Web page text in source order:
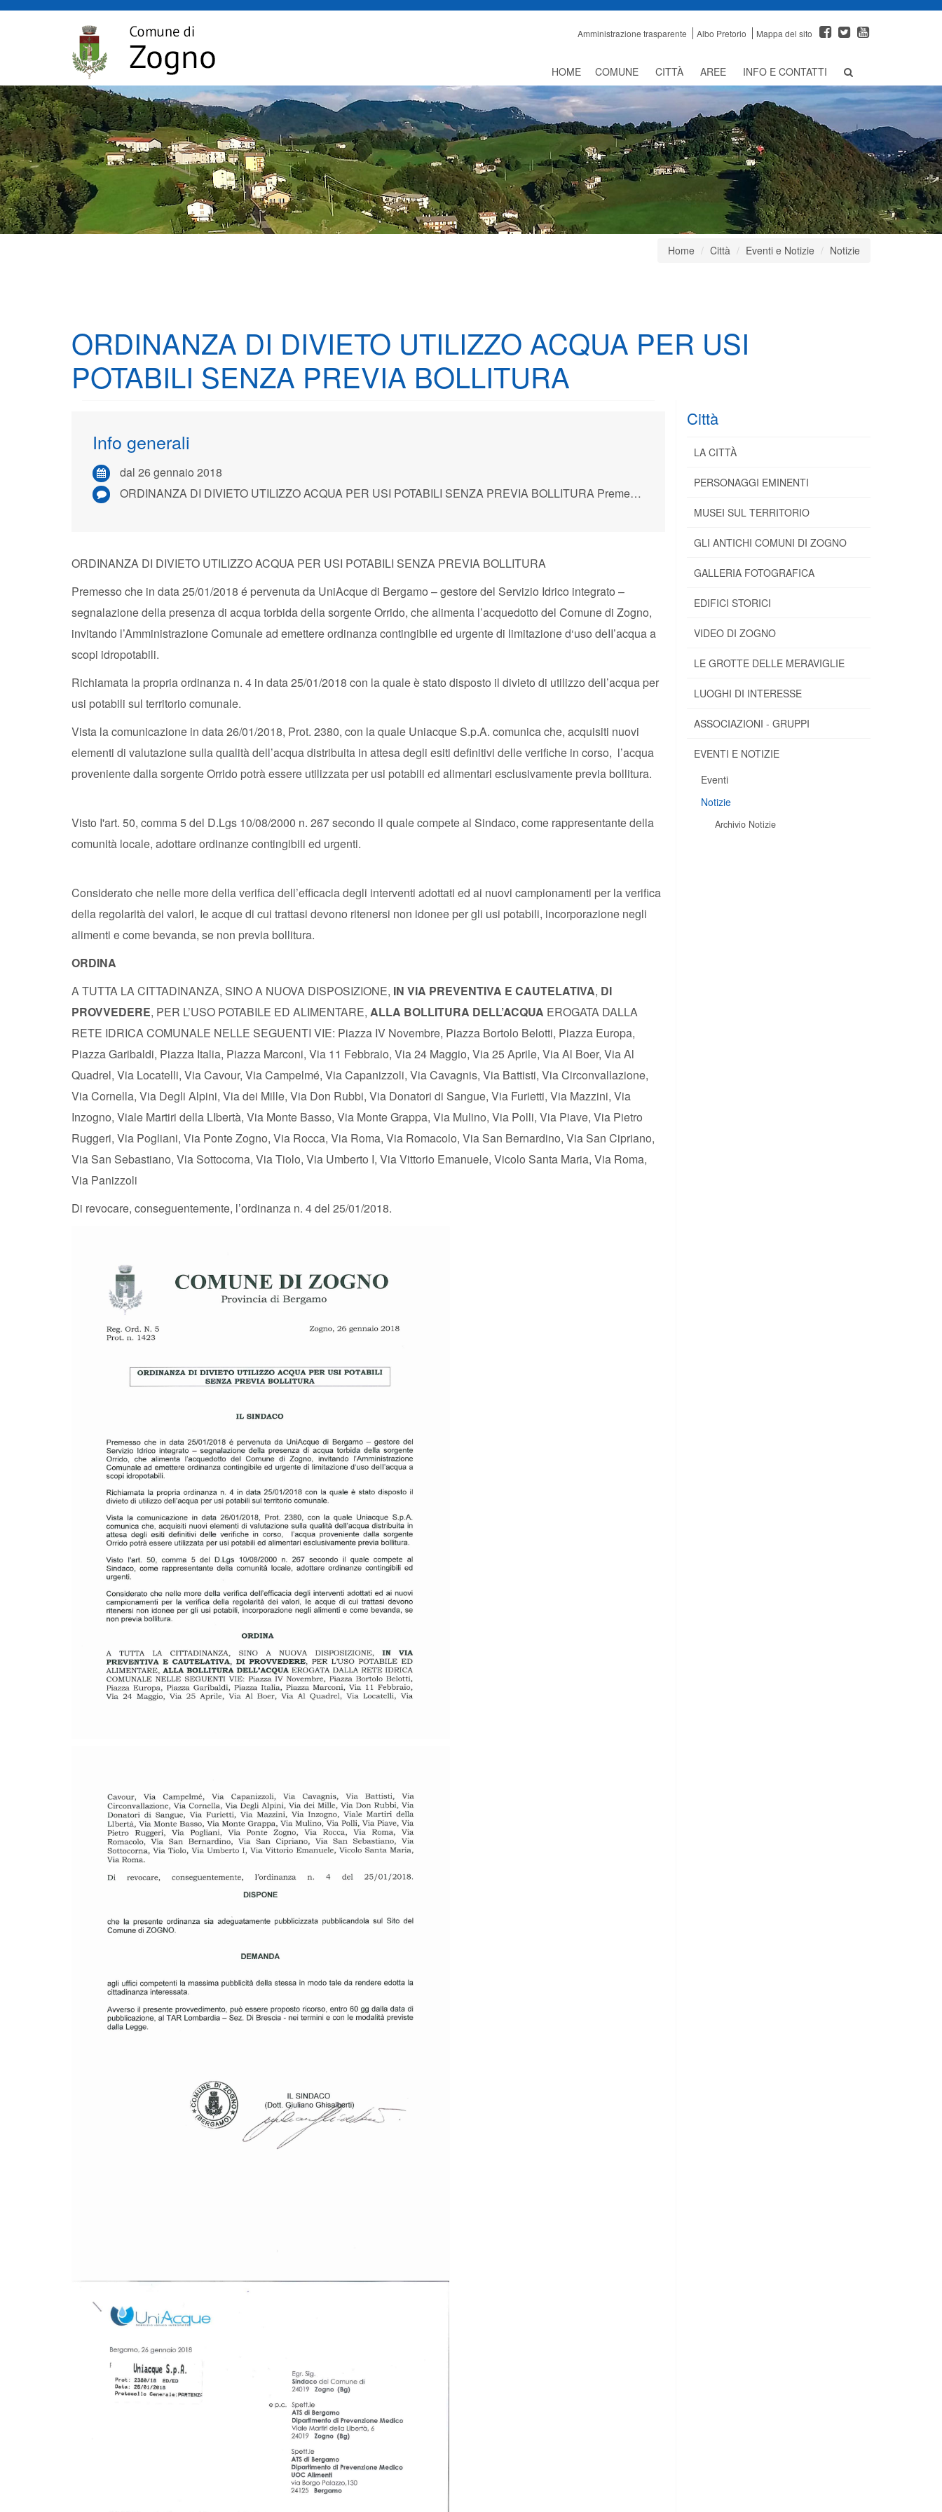
Amministrazione trasparente Albo Pretorio Mappa del sito
HOME COMUNE CITTÀ AREE INFO E CONTATTI
Home Città Eventi e Notizie Notizie
ORDINANZA DI DIVIETO UTILIZZO ACQUA PER USI
POTABILI SENZA PREVIA BOLLITURA
Info generali
dal 26 gennaio 2018
ORDINANZA DI DIVIETO UTILIZZO ACQUA PER USI POTABILI SENZA PREVIA BOLLITURA Premesso che in data 25/01/2018 é pervenuta da UniAcque di Bergamo – gestore del Servizio Idrico integrato – segnalazione della presenza di acqua torbida della sorgente Orrido, che alimenta l’acquedotto del Comune di Zogno, invitando l’Amministrazione Comunale ad emettere ordinanza contingibile ed urgente di limitazione d‘uso deII’acqua a scopi idropotabili. Richiamata la propria ordinanza n. 4 in data 25/01/2018 con la quale è stato disposto il divieto di utilizzo dell’acqua per usi potabili sul territorio comunale. Vista la comunicazione in data 26/01/2018, Prot. 2380, con la quale Uniacque S.p.A. comunica che, acquisiti nuovi elementi di valutazione sulla qualità dell’acqua distribuita in attesa degli esiti definitivi delle verifiche in corso, l’acqua proveniente dalla sorgente Orrido potrà essere utilizzata per usi potabili ed alimentari esclusivamente previa bollitura.
ORDINANZA DI DIVIETO UTILIZZO ACQUA PER USI POTABILI SENZA PREVIA BOLLITURA
Premesso che in data 25/01/2018 é pervenuta da UniAcque di Bergamo – gestore del Servizio Idrico integrato –
segnalazione della presenza di acqua torbida della sorgente Orrido, che alimenta l’acquedotto del Comune di Zogno,
invitando l’Amministrazione Comunale ad emettere ordinanza contingibile ed urgente di limitazione d‘uso deII’acqua a
scopi idropotabili.
Richiamata la propria ordinanza n. 4 in data 25/01/2018 con la quale è stato disposto il divieto di utilizzo dell’acqua per
usi potabili sul territorio comunale.
Vista la comunicazione in data 26/01/2018, Prot. 2380, con la quale Uniacque S.p.A. comunica che, acquisiti nuovi
elementi di valutazione sulla qualità dell’acqua distribuita in attesa degli esiti definitivi delle verifiche in corso, l’acqua
proveniente dalla sorgente Orrido potrà essere utilizzata per usi potabili ed alimentari esclusivamente previa bollitura.
Visto I'art. 50, comma 5 del D.Lgs 10/08/2000 n. 267 secondo il quale compete al Sindaco, come rappresentante della
comunità locale, adottare ordinanze contingibili ed urgenti.
Considerato che nelle more della verifica dell’efficacia degli interventi adottati ed ai nuovi campionamenti per la verifica
della regolarità dei valori, Ie acque di cui trattasi devono ritenersi non idonee per gli usi potabili, incorporazione negli
alimenti e come bevanda, se non previa bollitura.
ORDINA
A TUTTA LA CITTADINANZA, SINO A NUOVA DISPOSIZIONE, IN VIA PREVENTIVA E CAUTELATIVA, DI
PROVVEDERE, PER L’USO POTABILE ED ALIMENTARE, ALLA BOLLITURA DELL’ACQUA EROGATA DALLA
RETE IDRICA COMUNALE NELLE SEGUENTI VIE: Piazza IV Novembre, Piazza Bortolo Belotti, Piazza Europa,
Piazza Garibaldi, Piazza Italia, Piazza Marconi, Via 11 Febbraio, Via 24 Maggio, Via 25 Aprile, Via Al Boer, Via Al
Quadrel, Via Locatelli, Via Cavour, Via Campelmé, Via Capanizzoli, Via Cavagnis, Via Battisti, Via Circonvallazione,
Via Cornella, Via Degli Alpini, Via dei Mille, Via Don Rubbi, Via Donatori di Sangue, Via Furietti, Via Mazzini, Via
Inzogno, Viale Martiri della LIbertà, Via Monte Basso, Via Monte Grappa, Via Mulino, Via Polli, Via Piave, Via Pietro
Ruggeri, Via Pogliani, Via Ponte Zogno, Via Rocca, Via Roma, Via Romacolo, Via San Bernardino, Via San Cipriano,
Via San Sebastiano, Via Sottocorna, Via Tiolo, Via Umberto I, Via Vittorio Emanuele, Vicolo Santa Maria, Via Roma,
Via Panizzoli
Di revocare, conseguentemente, l’ordinanza n. 4 del 25/01/2018.
Città
LA CITTÀ
PERSONAGGI EMINENTI
MUSEI SUL TERRITORIO
GLI ANTICHI COMUNI DI ZOGNO
GALLERIA FOTOGRAFICA
EDIFICI STORICI
VIDEO DI ZOGNO
LE GROTTE DELLE MERAVIGLIE
LUOGHI DI INTERESSE
ASSOCIAZIONI - GRUPPI
EVENTI E NOTIZIE
Eventi
Notizie
Archivio Notizie